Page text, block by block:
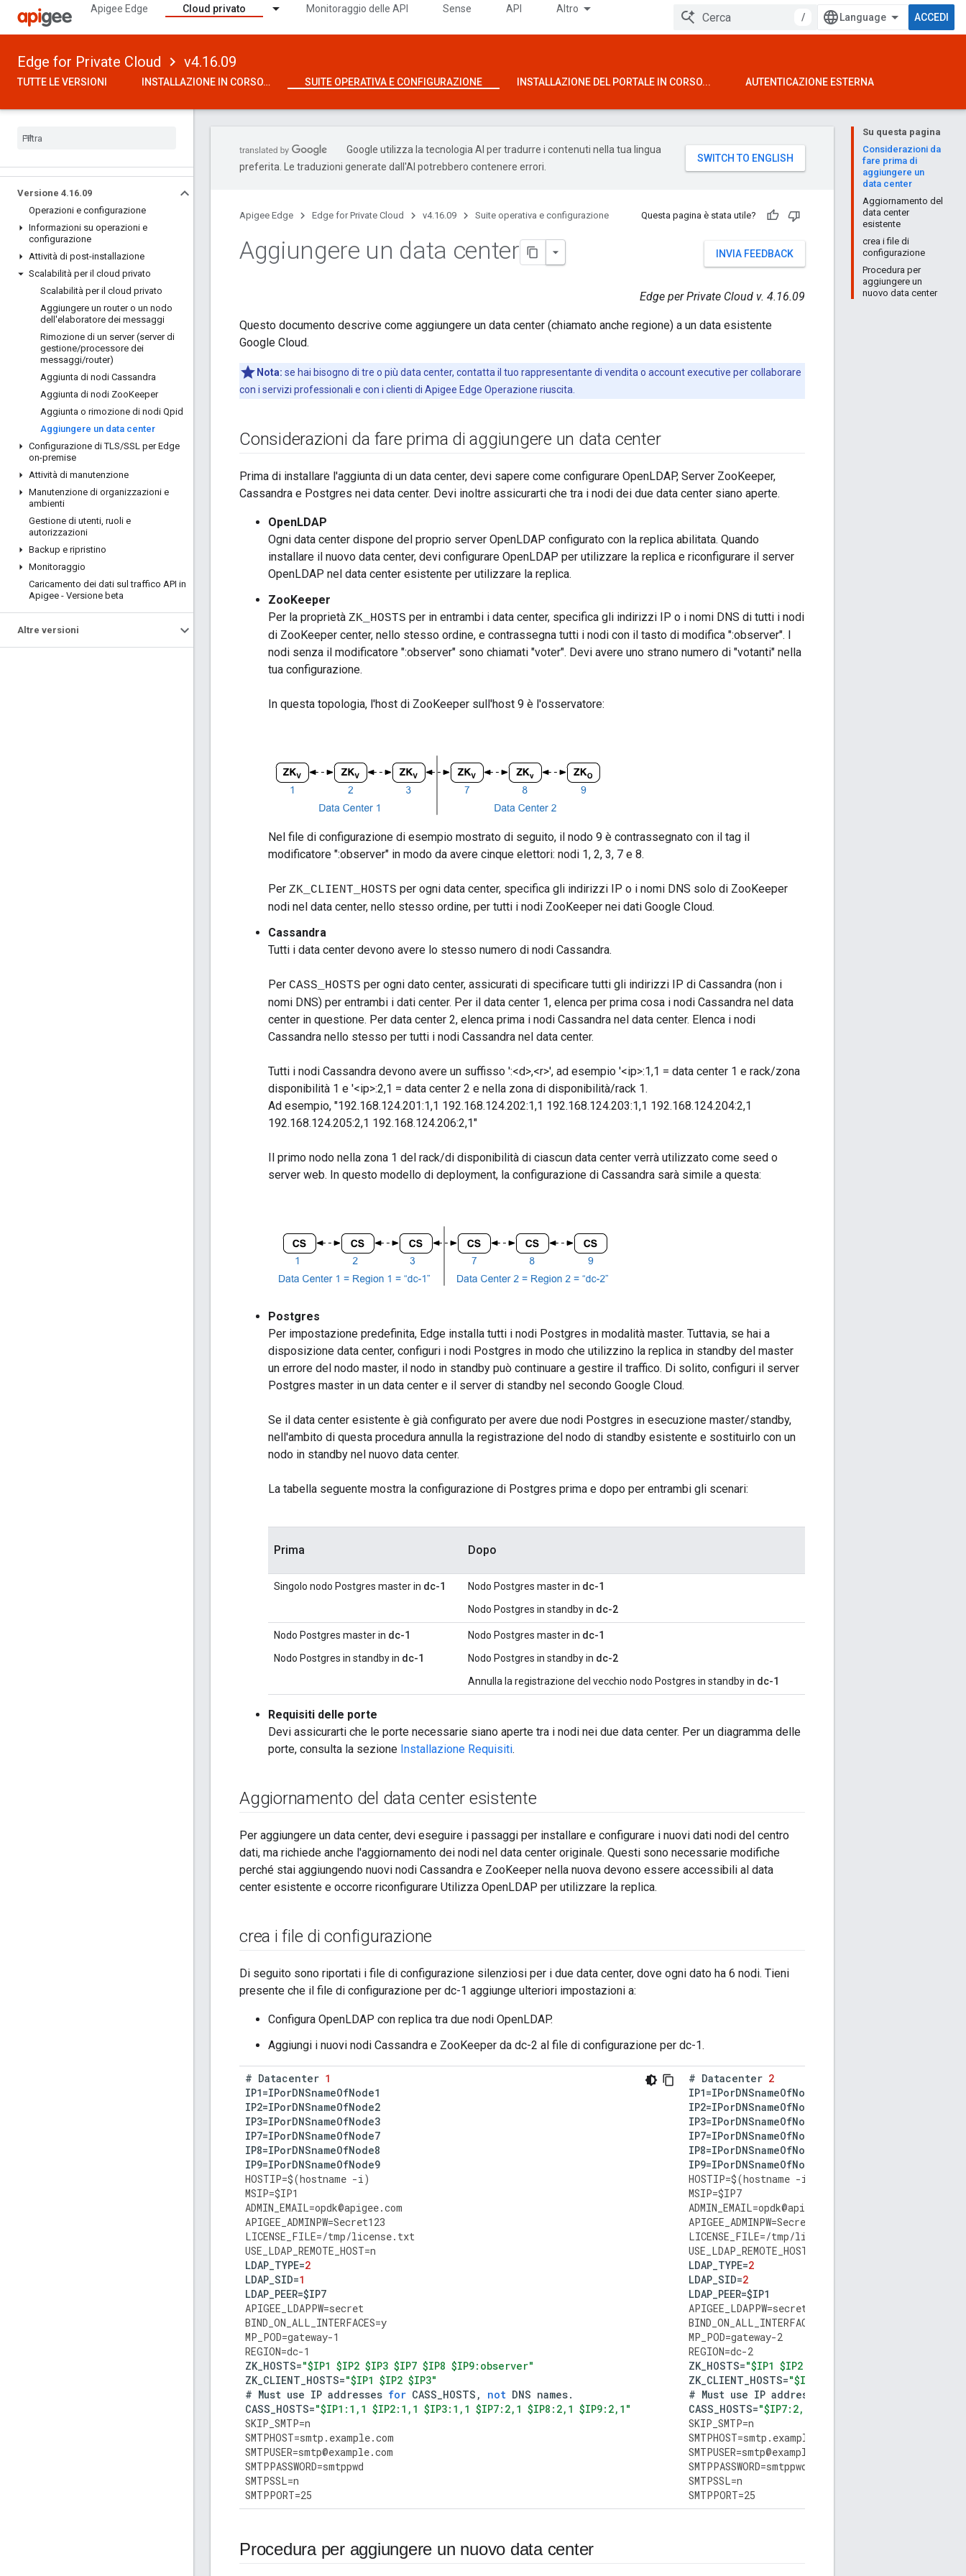
Apigee Edge Cloud privato Monitoraggio delle API Sense API Altro
/ ACCEDI
Edge for Private Cloud v4.16.09
TUTTE LE VERSIONI INSTALLAZIONE IN CORSO… SUITE OPERATIVA E CONFIGURAZIONE INSTALLAZIONE DEL PORTALE IN CORSO... AUTENTICAZIONE ESTERNA
Versione 4.16.09
Operazioni e configurazione
Informazioni su operazioni e
configurazione
Attività di post-installazione
Scalabilità per il cloud privato
Scalabilità per il cloud privato
Aggiungere un router o un nodo
dell'elaboratore dei messaggi
Rimozione di un server (server di
gestione/processore dei
messaggi/router)
Aggiunta di nodi Cassandra
Aggiunta di nodi ZooKeeper
Aggiunta o rimozione di nodi Qpid
Aggiungere un data center
Configurazione di TLS/SSL per Edge
on-premise
Attività di manutenzione
Manutenzione di organizzazioni e
ambienti
Gestione di utenti, ruoli e
autorizzazioni
Backup e ripristino
Monitoraggio
Caricamento dei dati sul traffico API in
Apigee - Versione beta
Altre versioni
Su questa pagina
Considerazioni da
fare prima di
aggiungere un
data center
Aggiornamento del
data center
esistente
crea i file di
configurazione
Procedura per
aggiungere un
nuovo data center
Google utilizza la tecnologia AI per tradurre i contenuti nella tua lingua
preferita. Le traduzioni generate dall'AI potrebbero contenere errori.
Apigee Edge Edge for Private Cloud v4.16.09 Suite operativa e configurazione Questa pagina è stata utile?
INVIA FEEDBACK
Aggiungere un data center
Edge per Private Cloud v. 4.16.09
Questo documento descrive come aggiungere un data center (chiamato anche regione) a un data esistente
Google Cloud.
Nota: se hai bisogno di tre o più data center, contatta il tuo rappresentante di vendita o account executive per collaborare
con i servizi professionali e con i clienti di Apigee Edge Operazione riuscita.
Considerazioni da fare prima di aggiungere un data center
Prima di installare l'aggiunta di un data center, devi sapere come configurare OpenLDAP, Server ZooKeeper,
Cassandra e Postgres nei data center. Devi inoltre assicurarti che tra i nodi dei due data center siano aperte.
OpenLDAP
Ogni data center dispone del proprio server OpenLDAP configurato con la replica abilitata. Quando
installare il nuovo data center, devi configurare OpenLDAP per utilizzare la replica e riconfigurare il server
OpenLDAP nel data center esistente per utilizzare la replica.
ZooKeeper
Per la proprietà ZK_HOSTS per in entrambi i data center, specifica gli indirizzi IP o i nomi DNS di tutti i nodi
di ZooKeeper center, nello stesso ordine, e contrassegna tutti i nodi con il tasto di modifica ":observer". I
nodi senza il modificatore ":observer" sono chiamati "voter". Devi avere uno strano numero di "votanti" nella
tua configurazione.
In questa topologia, l'host di ZooKeeper sull'host 9 è l'osservatore:
Nel file di configurazione di esempio mostrato di seguito, il nodo 9 è contrassegnato con il tag il
modificatore ":observer" in modo da avere cinque elettori: nodi 1, 2, 3, 7 e 8.
Per ZK_CLIENT_HOSTS per ogni data center, specifica gli indirizzi IP o i nomi DNS solo di ZooKeeper
nodi nel data center, nello stesso ordine, per tutti i nodi ZooKeeper nei dati Google Cloud.
Cassandra
Tutti i data center devono avere lo stesso numero di nodi Cassandra.
Per CASS_HOSTS per ogni dato center, assicurati di specificare tutti gli indirizzi IP di Cassandra (non i
nomi DNS) per entrambi i dati center. Per il data center 1, elenca per prima cosa i nodi Cassandra nel data
center in questione. Per data center 2, elenca prima i nodi Cassandra nel data center. Elenca i nodi
Cassandra nello stesso per tutti i nodi Cassandra nel data center.
Tutti i nodi Cassandra devono avere un suffisso ':<d>,<r>', ad esempio '<ip>:1,1 = data center 1 e rack/zona
disponibilità 1 e '<ip>:2,1 = data center 2 e nella zona di disponibilità/rack 1.
Ad esempio, "192.168.124.201:1,1 192.168.124.202:1,1 192.168.124.203:1,1 192.168.124.204:2,1
192.168.124.205:2,1 192.168.124.206:2,1"
Il primo nodo nella zona 1 del rack/di disponibilità di ciascun data center verrà utilizzato come seed o
server web. In questo modello di deployment, la configurazione di Cassandra sarà simile a questa:
Postgres
Per impostazione predefinita, Edge installa tutti i nodi Postgres in modalità master. Tuttavia, se hai a
disposizione data center, configuri i nodi Postgres in modo che utilizzino la replica in standby del master
un errore del nodo master, il nodo in standby può continuare a gestire il traffico. Di solito, configuri il server
Postgres master in un data center e il server di standby nel secondo Google Cloud.
Se il data center esistente è già configurato per avere due nodi Postgres in esecuzione master/standby,
nell'ambito di questa procedura annulla la registrazione del nodo di standby esistente e sostituirlo con un
nodo in standby nel nuovo data center.
La tabella seguente mostra la configurazione di Postgres prima e dopo per entrambi gli scenari:
Prima Dopo
Singolo nodo Postgres master in dc-1 Nodo Postgres master in dc-1
Nodo Postgres in standby in dc-2
Nodo Postgres master in dc-1
Nodo Postgres in standby in dc-1
Nodo Postgres master in dc-1
Nodo Postgres in standby in dc-2
Annulla la registrazione del vecchio nodo Postgres in standby in dc-1
Requisiti delle porte
Devi assicurarti che le porte necessarie siano aperte tra i nodi nei due data center. Per un diagramma delle
porte, consulta la sezione Installazione Requisiti.
Aggiornamento del data center esistente
Per aggiungere un data center, devi eseguire i passaggi per installare e configurare i nuovi dati nodi del centro
dati, ma richiede anche l'aggiornamento dei nodi nel data center originale. Questi sono necessarie modifiche
perché stai aggiungendo nuovi nodi Cassandra e ZooKeeper nella nuova devono essere accessibili al data
center esistente e occorre riconfigurare Utilizza OpenLDAP per utilizzare la replica.
crea i file di configurazione
Di seguito sono riportati i file di configurazione silenziosi per i due data center, dove ogni dato ha 6 nodi. Tieni
presente che il file di configurazione per dc-1 aggiunge ulteriori impostazioni a:
Configura OpenLDAP con replica tra due nodi OpenLDAP.
Aggiungi i nuovi nodi Cassandra e ZooKeeper da dc-2 al file di configurazione per dc-1.
# Datacenter 1
IP1=IPorDNSnameOfNode1
IP2=IPorDNSnameOfNode2
IP3=IPorDNSnameOfNode3
IP7=IPorDNSnameOfNode7
IP8=IPorDNSnameOfNode8
IP9=IPorDNSnameOfNode9
HOSTIP=$(hostname -i)
MSIP=$IP1
ADMIN_EMAIL=opdk@apigee.com
APIGEE_ADMINPW=Secret123
LICENSE_FILE=/tmp/license. txt
USE_LDAP_REMOTE_HOST=n
LDAP_TYPE=2
LDAP_SID=1
LDAP_PEER=$IP7
APIGEE_LDAPPW=secret
BIND_ON_ALL_INTERFACES=y
MP_POD=gateway-1
REGION=dc-1
ZK_HOSTS="$IP1 $IP2 $IP3 $IP7 $IP8 $IP9:observer"
ZK_CLIENT_HOSTS="$IP1 $IP2 $IP3"
# Must use IP addresses for CASS_HOSTS , not DNS names.
CASS_HOSTS="$IP1:1,1 $IP2:1,1 $IP3:1,1 $IP7:2,1 $IP8:2,1 $IP9:2,1"
SKIP_SMTP=n
SMTPHOST=smtp . example.com
SMTPUSER=smtp@example.com
SMTPPASSWORD=smtppwd
SMTPSSL=n
SMTPPORT=25
# Datacenter 2
IP1=IPorDNSnameOfNode1
IP2=IPorDNSnameOfNode2
IP3=IPorDNSnameOfNode3
IP7=IPorDNSnameOfNode7
IP8=IPorDNSnameOfNode8
IP9=IPorDNSnameOfNode9
HOSTIP=$(hostname -i
MSIP=$IP7
ADMIN_EMAIL=opdk@apigee
APIGEE_ADMINPW=Secret123
LICENSE_FILE=/tmp/license
USE_LDAP_REMOTE_HOST
LDAP_TYPE=2
LDAP_SID=2
LDAP_PEER=$IP1
APIGEE_LDAPPW=secret
BIND_ON_ALL_INTERFACES
MP_POD=gateway-2
REGION=dc-2
ZK_HOSTS="$IP1 $IP2 $IP3 $IP7 $IP8
ZK_CLIENT_HOSTS="$IP7 $IP8 $IP9"
# Must use IP addresses
CASS_HOSTS="$IP7:2,1 $IP8:2,1 $IP9:2,1
SKIP_SMTP=n
SMTPHOST=smtp . example
SMTPUSER=smtp@example
SMTPPASSWORD=smtppwd
SMTPSSL=n
SMTPPORT=25
Procedura per aggiungere un nuovo data center